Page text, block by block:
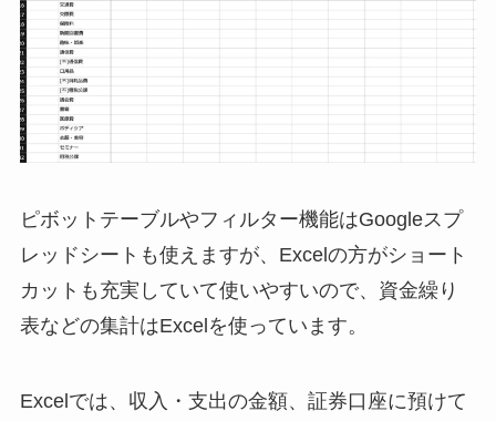
ピボットテーブルやフィルター機能はGoogleスプ
レッドシートも使えますが、Excelの方がショート
カットも充実していて使いやすいので、資金繰り
表などの集計はExcelを使っています。
Excelでは、収入・支出の金額、証券口座に預けて